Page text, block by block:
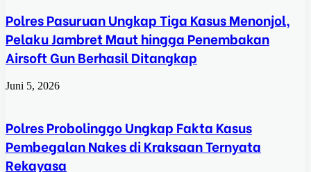
Polres Pasuruan Ungkap Tiga Kasus Menonjol,
Pelaku Jambret Maut hingga Penembakan
Airsoft Gun Berhasil Ditangkap
Juni 5, 2026
Polres Probolinggo Ungkap Fakta Kasus
Pembegalan Nakes di Kraksaan Ternyata
Rekayasa